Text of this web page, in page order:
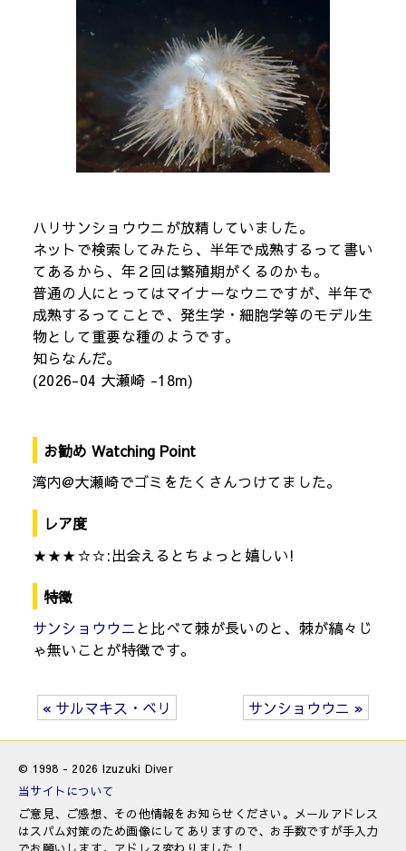
ハリサンショウウニが放精していました。
ネットで検索してみたら、半年で成熟するって書い
てあるから、年２回は繁殖期がくるのかも。
普通の人にとってはマイナーなウニですが、半年で
成熟するってことで、発生学・細胞学等のモデル生
物として重要な種のようです。
知らなんだ。
(2026-04 大瀬崎 -18m)
お勧め Watching Point
湾内@大瀬崎でゴミをたくさんつけてました。
レア度
★★★☆☆:出会えるとちょっと嬉しい!
特徴
サンショウウニと比べて棘が長いのと、棘が縞々じ
ゃ無いことが特徴です。
« サルマキス・ベリ サンショウウニ »
© 1998 - 2026 Izuzuki Diver
当サイトについて
ご意見、ご感想、その他情報をお知らせください。メールアドレス
はスパム対策のため画像にしてありますので、お手数ですが手入力
でお願いします。アドレス変わりました！